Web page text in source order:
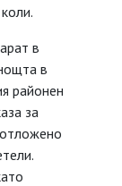
в
в
районен
за